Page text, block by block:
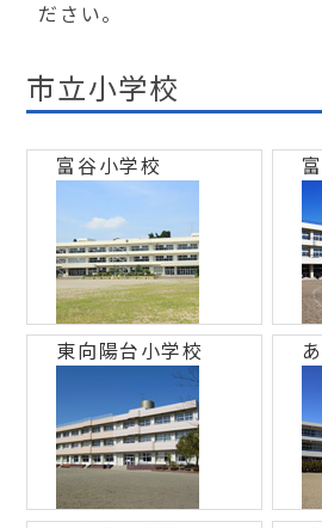
ださい。
市立小学校
富谷小学校
東向陽台小学校